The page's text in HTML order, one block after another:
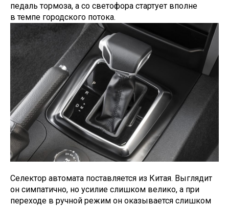
педаль тормоза, а со светофора стартует вполне
в темпе городского потока.
Селектор автомата поставляется из Китая. Выглядит
он симпатично, но усилие слишком велико, а при
переходе в ручной режим он оказывается слишком